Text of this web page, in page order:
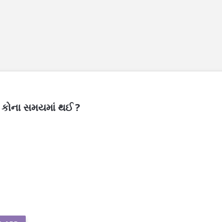
કોના સમયમાં થઈ ?